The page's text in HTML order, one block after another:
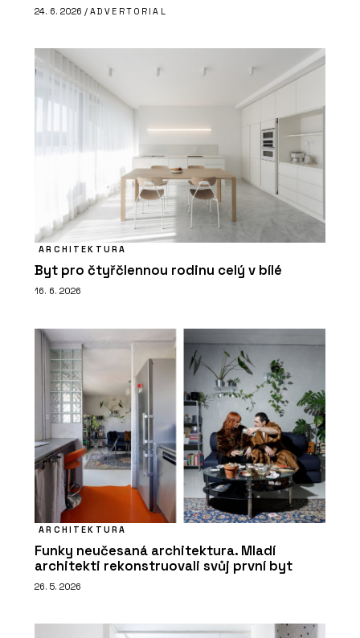
24. 6. 2026 / ADVERTORIAL
ARCHITEKTURA
Byt pro čtyřčlennou rodinu celý v bílé
16. 6. 2026
ARCHITEKTURA
Funky neučesaná architektura. Mladí
architekti rekonstruovali svůj první byt
26. 5. 2026